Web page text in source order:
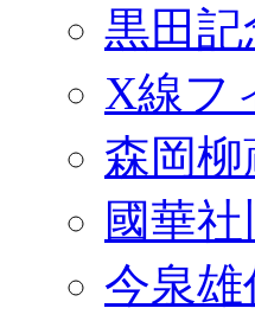
黒田
X線フ
森岡
國華
今泉雄